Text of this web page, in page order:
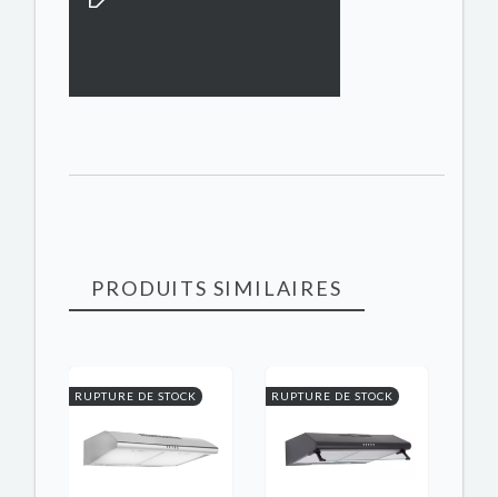
PRODUITS SIMILAIRES
RUPTURE DE STOCK RUPTURE DE STOCK